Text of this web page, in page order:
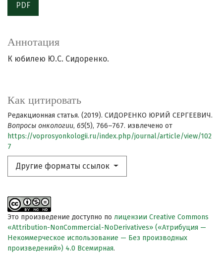
PDF
Как цитировать
Редакционная статья. (2019). СИДОРЕНКО ЮРИЙ СЕРГЕЕВИЧ.
Вопросы онкологии, 65(5), 766–767. извлечено от
https://voprosyonkologii.ru/index.php/journal/article/view/102
7
Другие форматы ссылок
Аннотация
К юбилею Ю.С. Сидоренко.
Это произведение доступно по лицензии Creative Commons
«Attribution-NonCommercial-NoDerivatives» («Атрибуция —
Некоммерческое использование — Без производных
произведений») 4.0 Всемирная.